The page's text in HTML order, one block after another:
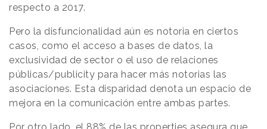
respecto a 2017.
Pero la disfuncionalidad aún es notoria en ciertos
casos, como el acceso a bases de datos, la
exclusividad de sector o el uso de relaciones
públicas/publicity para hacer más notorias las
asociaciones. Esta disparidad denota un espacio de
mejora en la comunicación entre ambas partes.